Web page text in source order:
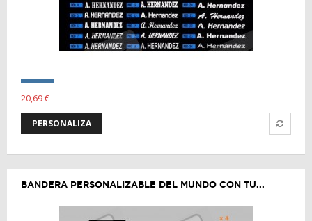
20,69 €
PERSONALIZA
BANDERA PERSONALIZABLE DEL MUNDO CON TU...